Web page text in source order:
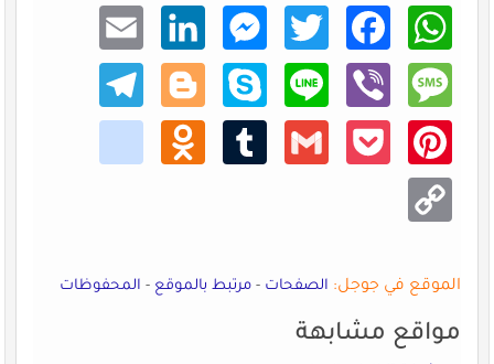
What
sApp
Faceb
ook
Twitt
er
Mess
enger
Linke
dIn
Email
Mess
age
Viber
Line
Skype
Blogg
er
Teleg
ram
Pinte
rest
Pocke
Gmail
Tumb
Odno
klass
niki
Copy
Link
الموقع في جوجل: الصفحات-مرتبط بالموقع-المحفوظات
مواقع مشابهة